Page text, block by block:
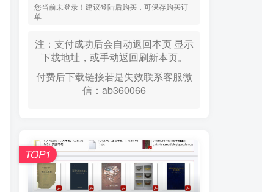
您当前未登录！建议登陆后购买，可保存购买订
单
注：支付成功后会自动返回本页 显示
下载地址，或手动返回刷新本页。
付费后下载链接若是失效联系客服微
信：ab360066
TOP1